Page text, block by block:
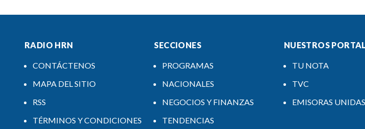
RADIO HRN
CONTÁCTENOS
MAPA DEL SITIO
RSS
TÉRMINOS Y CONDICIONES
SECCIONES
PROGRAMAS
NACIONALES
NEGOCIOS Y FINANZAS
TENDENCIAS
NUESTROS
TU NOTA
TVC
EMISORAS UNIDAS